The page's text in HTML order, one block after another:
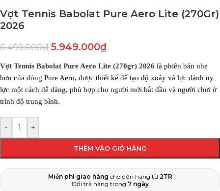
Vợt Tennis Babolat Pure Aero Lite (270Gr)
2026
6.499.000₫ 5.949.000₫
Vợt Tennis Babolat Pure Aero Lite (270gr) 2026 là phiên bản nhẹ
hơn của dòng Pure Aero, được thiết kế để tạo độ xoáy và lực đánh uy
lực một cách dễ dàng, phù hợp cho người mới bắt đầu và người chơi ở
trình độ trung bình.
- +
THÊM VÀO GIỎ HÀNG
Miễn phí giao hàng cho đơn hàng từ 2TR
Đổi trả hàng trong 7 ngày